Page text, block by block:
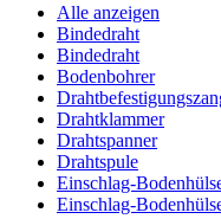
Alle anzeigen
Bindedraht
Bindedraht
Bodenbohrer
Drahtklammer
Drahtspanner
Drahtspule
Einschlag-
Einschlag-